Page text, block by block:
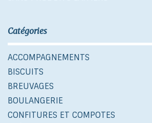
Catégories
ACCOMPAGNEMENTS
BISCUITS
BREUVAGES
BOULANGERIE
CONFITURES ET COMPOTES